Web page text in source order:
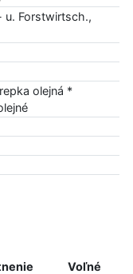
u. Forstwirtsch.,
olejná *
Voľné